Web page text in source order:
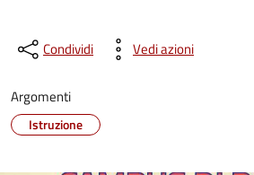
Condividi Vedi azioni
Argomenti
Istruzione